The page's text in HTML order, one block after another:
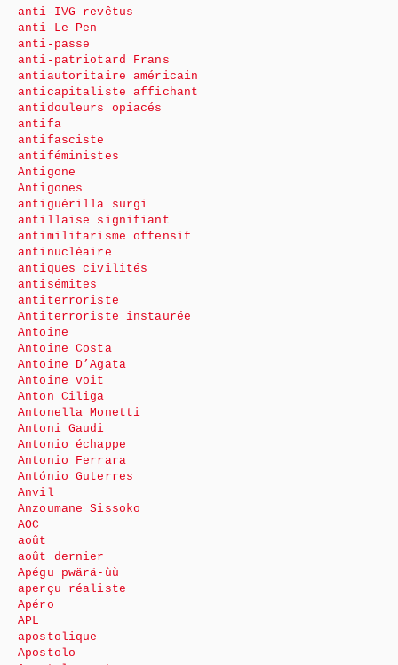
anti-IVG revêtus
anti-Le Pen
anti-passe
anti-patriotard Frans
antiautoritaire américain
anticapitaliste affichant
antidouleurs opiacés
antifa
antifasciste
antiféministes
Antigone
Antigones
antiguérilla surgi
antillaise signifiant
antimilitarisme offensif
antinucléaire
antiques civilités
antisémites
antiterroriste
Antiterroriste instaurée
Antoine
Antoine Costa
Antoine D’Agata
Antoine voit
Anton Ciliga
Antonella Monetti
Antoni Gaudi
Antonio échappe
Antonio Ferrara
António Guterres
Anvil
Anzoumane Sissoko
AOC
août
août dernier
Apégu pwärä-ùù
aperçu réaliste
Apéro
APL
apostolique
Apostolo